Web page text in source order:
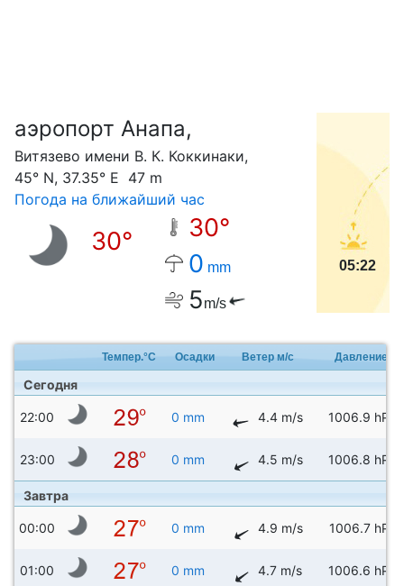
аэропорт Анапа,
Витязево имени В. К. Коккинаки,
45° N, 37.35° E 47 m
Погода на ближайший час
30°
30°
0 mm
5m/s
05:22
Темпер.°C Осадки Ветер м/с Давление
Сегодня
22:00 0 mm 4.4 m/s 1006.9 hPa
23:00 0 mm 4.5 m/s 1006.8 hPa
Завтра
00:00 0 mm 4.9 m/s 1006.7 hPa
01:00 0 mm 4.7 m/s 1006.6 hPa